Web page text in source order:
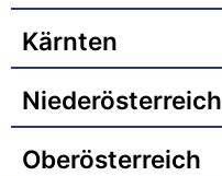
Kärnten
Niederösterreich
Oberösterreich